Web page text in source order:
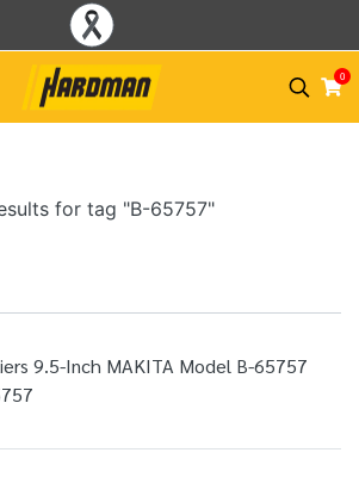
0
for tag "B-65757"
9.5-Inch MAKITA Model B-65757